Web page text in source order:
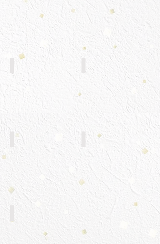
天ぷら盛り合わせ
ほっけ焼き 月見つくね たれ焼 自
名物合わせとじ